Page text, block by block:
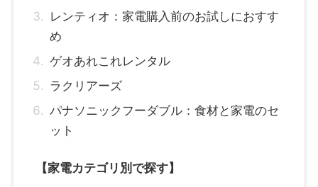
レンティオ：家電購入前のお試しにおすす
め
ゲオあれこれレンタル
ラクリアーズ
パナソニックフーダブル：食材と家電のセ
ット
【家電カテゴリ別で探す】